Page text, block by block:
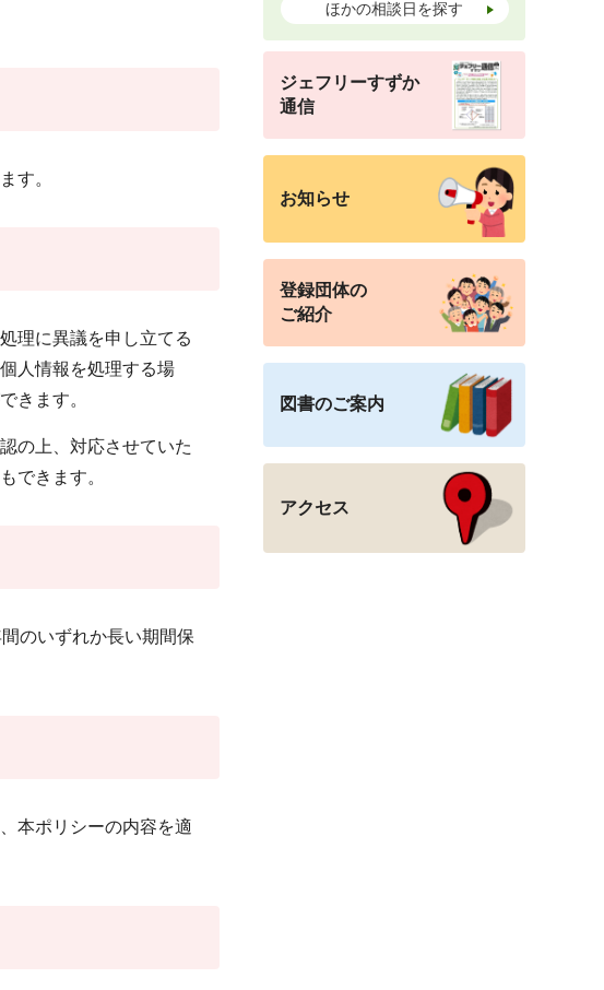
す。
理に異議を申し立てる
人情報を処理する場
きます。
の上、対応させていた
できます。
のいずれか長い期間保
本ポリシーの内容を適
ほかの相談日を探す
ジェフリーすずか
通信
お知らせ
登録団体の
ご紹介
図書のご案内
アクセス